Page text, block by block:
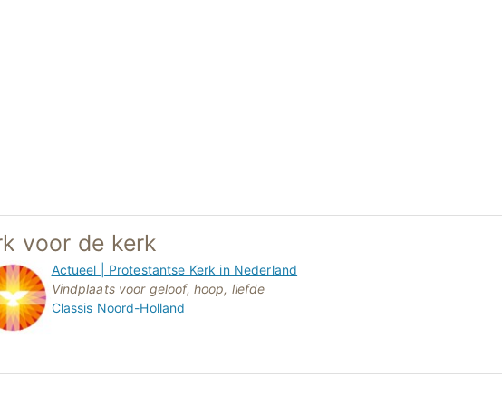
voor de kerk
Actueel | Protestantse Kerk in Nederland
Vindplaats voor geloof, hoop, liefde
Classis Noord-Holland